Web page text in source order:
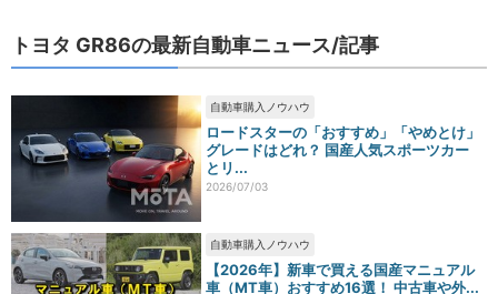
トヨタ GR86の最新自動車ニュース/記事
自動車購入ノウハウ
ロードスターの「おすすめ」「やめとけ」
グレードはどれ？ 国産人気スポーツカー
とリ...
2026/07/03
自動車購入ノウハウ
【2026年】新車で買える国産マニュアル
車（MT車）おすすめ16選！ 中古車や外...